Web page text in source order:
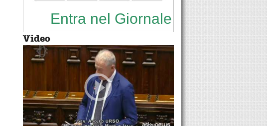
Entra nel Giornale
Video